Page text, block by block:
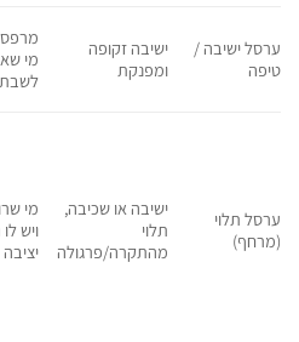
‏ערסל ישיבה /
טיפה‏
‏ישיבה זקופה
ומפנקת‏
מי
‏ערסל תלוי
(מרחף)‏
‏ישיבה או שכיבה,
תלוי
מהתקרה/פרגולה‏
‏מי
ויש
יציבה‏